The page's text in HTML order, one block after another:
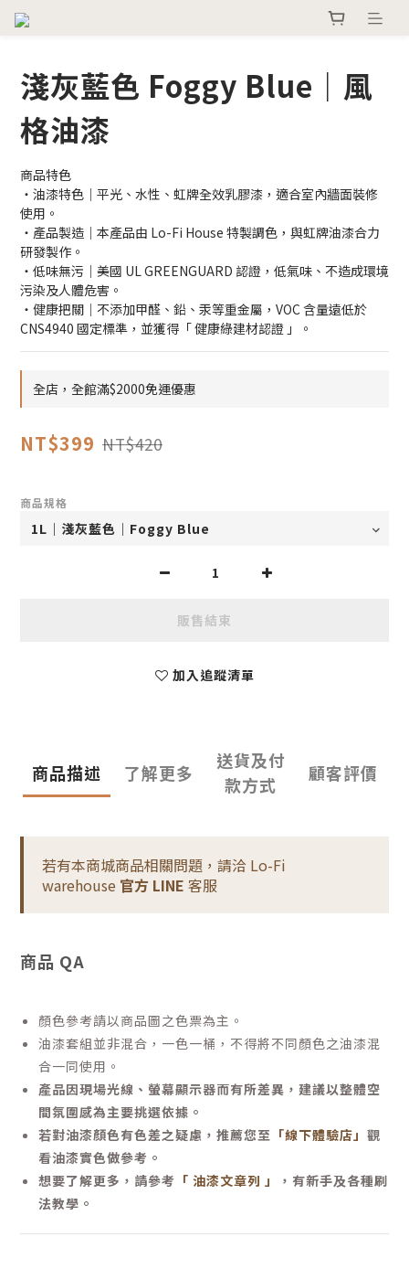
淺灰藍色 Foggy Blue｜風
格油漆
商品特色
・油漆特色｜平光、水性、虹牌全效乳膠漆，適合室內牆面裝修
使用。
・產品製造｜本產品由 Lo-Fi House 特製調色，與虹牌油漆合力
研發製作。
・低味無污｜美國 UL GREENGUARD 認證，低氣味、不造成環境
污染及人體危害。
・健康把關｜不添加甲醛、鉛、汞等重金屬，VOC 含量遠低於
CNS4940 國定標準，並獲得「 健康綠建材認證 」。
全店，全館滿$2000免運優惠
NT$399 NT$420
商品規格
販售結束
加入追蹤清單
商品描述 了解更多
送貨及付
款方式
顧客評價
若有本商城商品相關問題，請洽 Lo-Fi
warehouse 官方 LINE 客服
商品 QA
顏色參考請以商品圖之色票為主。
油漆套組並非混合，一色一桶，不得將不同顏色之油漆混
合一同使用。
產品因現場光線、螢幕顯示器而有所差異，建議以整體空
間氛圍感為主要挑選依據。
若對油漆顏色有色差之疑慮，推薦您至 「線下體驗店」 觀
看油漆實色做參考。
想要了解更多，請參考 「 油漆文章列 」
，有新手及各種刷
法教學。